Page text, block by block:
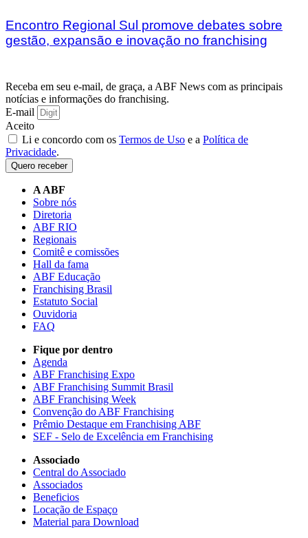
Encontro Regional Sul promove debates sobre
gestão, expansão e inovação no franchising
Receba em seu e-mail, de graça, a ABF News com as principais
notícias e informações do franchising.
E-mail
Aceito
Li e concordo com os Termos de Uso e a Política de
Privacidade.
Quero receber
A ABF
Sobre nós
Diretoria
ABF RIO
Regionais
Comitê e comissões
Hall da fama
ABF Educação
Franchising Brasil
Estatuto Social
Ouvidoria
FAQ
Fique por dentro
Agenda
ABF Franchising Expo
ABF Franchising Summit Brasil
ABF Franchising Week
Convenção do ABF Franchising
Prêmio Destaque em Franchising ABF
SEF - Selo de Excelência em Franchising
Associado
Central do Associado
Associados
Beneficios
Locação de Espaço
Material para Download